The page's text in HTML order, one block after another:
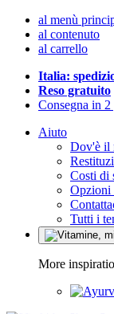
al menù
al contenuto
al carrello
Italia:
Reso gratuito
Consegna in
Aiuto
Dov'è il
Costi di
Opzioni
Tutti i
More